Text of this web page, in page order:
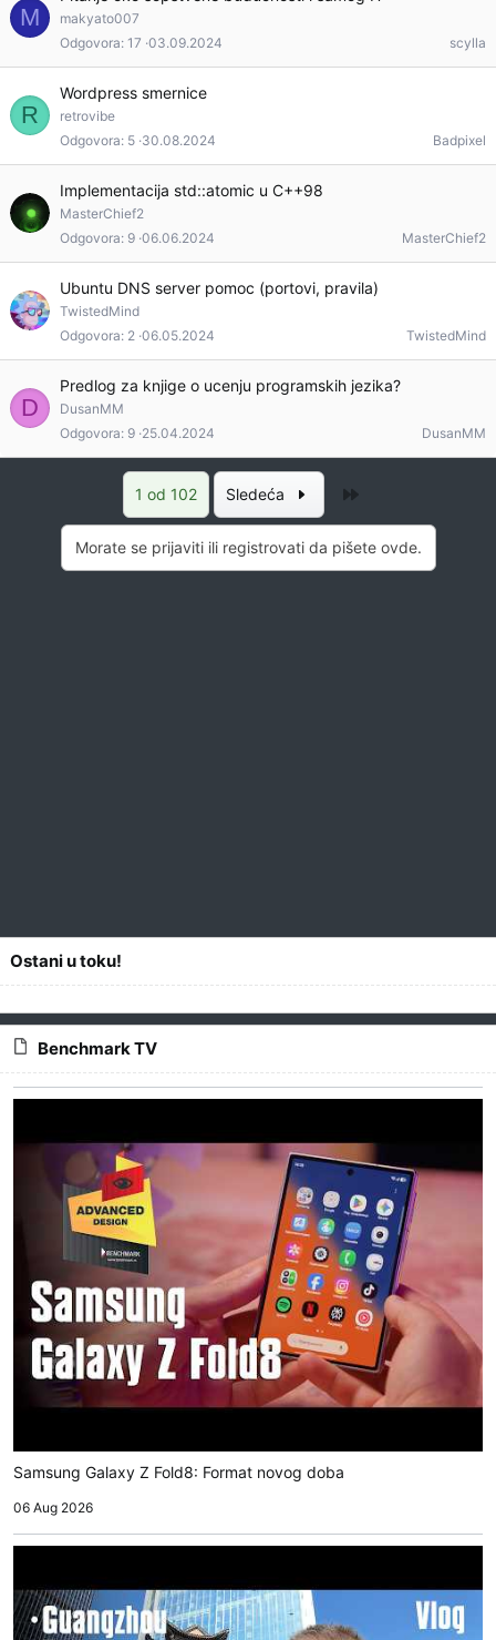
M
makyato007
Odgovora 17 03.09.2024 scylla
R
Wordpress smernice
retrovibe
Odgovora 5 30.08.2024 Badpixel
Implementacija std::atomic u C++98
MasterChief2
Odgovora 9 06.06.2024 MasterChief2
Ubuntu DNS server pomoc (portovi, pravila)
TwistedMind
Odgovora 2 06.05.2024 TwistedMind
D
Predlog za knjige o ucenju programskih jezika?
DusanMM
Odgovora 9 25.04.2024 DusanMM
1 od 102 Sledeća
Morate se prijaviti ili registrovati da pišete ovde.
Ostani u toku!
Benchmark TV
Samsung Galaxy Z Fold8: Format novog doba
06 Aug 2026